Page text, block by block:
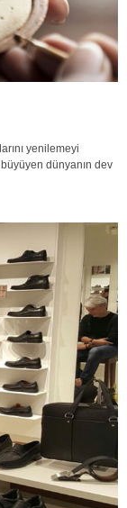
yenilemeyi
büyüyen dünyanın dev